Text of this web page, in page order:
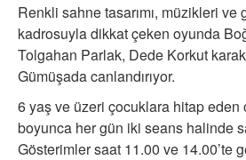
Renkli sahne tasarımı, müzikleri ve
kadrosuyla dikkat çeken oyunda
Tolgahan Parlak, Dede Korkut
Gümüşada canlandırıyor.
6 yaş ve üzeri çocuklara hitap eden
boyunca her gün iki seans halinde
Gösterimler saat 11.00 ve 14.00’te